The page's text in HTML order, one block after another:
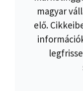
magyar
elő.